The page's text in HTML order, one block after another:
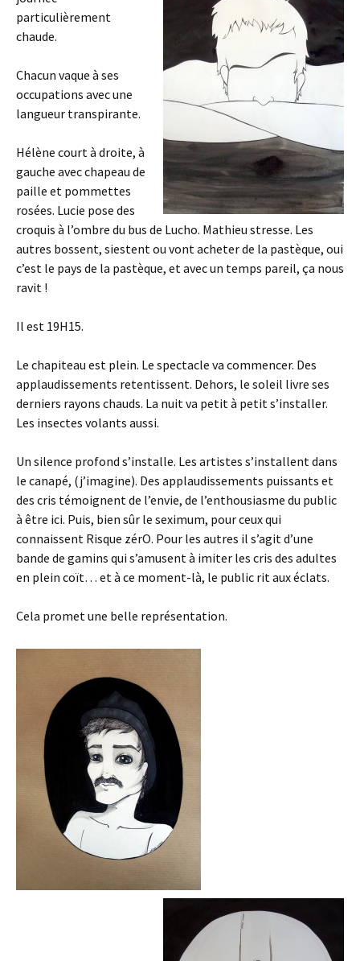
particulièrement
chaude.
Chacun vaque à ses
occupations avec une
langueur transpirante.
Hélène court à droite, à
gauche avec chapeau de
paille et pommettes
rosées. Lucie pose des
croquis à l’ombre du bus de Lucho. Mathieu stresse. Les
autres bossent, siestent ou vont acheter de la pastèque, oui
c’est le pays de la pastèque, et avec un temps pareil, ça nous
ravit !
Il est 19H15.
Le chapiteau est plein. Le spectacle va commencer. Des
applaudissements retentissent. Dehors, le soleil livre ses
derniers rayons chauds. La nuit va petit à petit s’installer.
Les insectes volants aussi.
Un silence profond s’installe. Les artistes s’installent dans
le canapé, (j’imagine). Des applaudissements puissants et
des cris témoignent de l’envie, de l’enthousiasme du public
à être ici. Puis, bien sûr le seximum, pour ceux qui
connaissent Risque zérO. Pour les autres il s’agit d’une
bande de gamins qui s’amusent à imiter les cris des adultes
en plein coït… et à ce moment-là, le public rit aux éclats.
Cela promet une belle représentation.